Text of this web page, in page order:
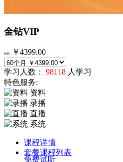
金钻VIP
价格 ￥4399.00
学习人数： 98118 人学习
特色服务:
资料
录播
直播
系统
课程详情
套餐课程列表
免费试听